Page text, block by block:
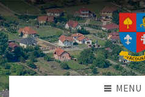
MENU